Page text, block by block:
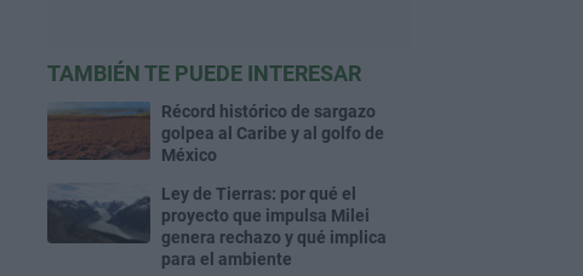
TAMBIÉN TE PUEDE INTERESAR
Récord histórico de sargazo
golpea al Caribe y al golfo de
México
Ley de Tierras: por qué el
proyecto que impulsa Milei
genera rechazo y qué implica
para el ambiente